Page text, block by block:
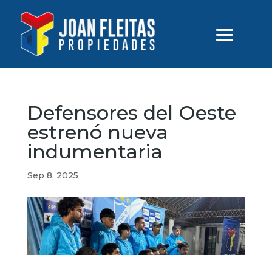
Defensores del Oeste
estrenó nueva
indumentaria
Sep 8, 2025